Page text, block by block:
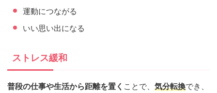
運動につながる
いい思い出になる
ストレス緩和
普段の仕事や生活から距離を置く ことで、 気分転換でき、